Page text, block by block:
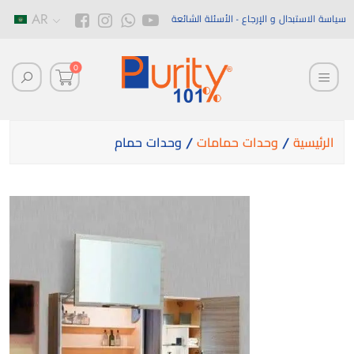
AR سياسة الاستبدال و الإرجاع الأسئلة الشائعة
0
الرئيسية / وحدات حمامات / وحدات حمام